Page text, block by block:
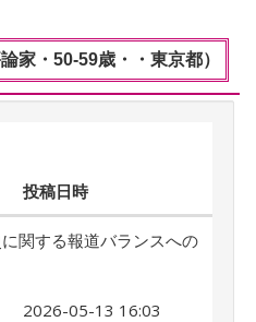
家・50-59歳・・東京都）
投稿日時
関する報道バランスへの
2026-05-13 16:03